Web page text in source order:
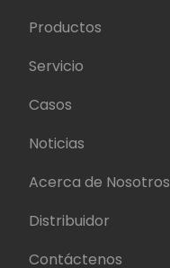
Productos
Servicio
Casos
Noticias
Acerca de Nosotros
Distribuidor
Contáctenos